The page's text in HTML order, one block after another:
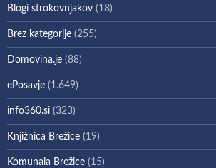
Blogi strokovnjakov (18)
Brez kategorije (255)
Domovina.je (88)
ePosavje (1.649)
info360.si (323)
Knjižnica Brežice (19)
Komunala Brežice (15)